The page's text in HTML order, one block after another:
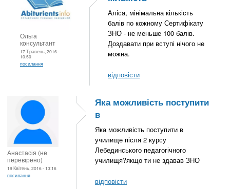
Ольга
консультант
17 Травень, 2016 -
10:50
посилання
Аліса, мінімальна кількість
балів по кожному Сертифікату
ЗНО - не меньше 100 балів.
Доздавати при вступі нічого не
можна.
відповісти
Анастасія (не
перевірено)
19 Квітень, 2016 - 13:16
посилання
Яка можливість поступити
в
Яка можливість поступити в
училище після 2 курсу
Лебединського педагогічного
училищя?якщо ти не здавав ЗНО
відповісти